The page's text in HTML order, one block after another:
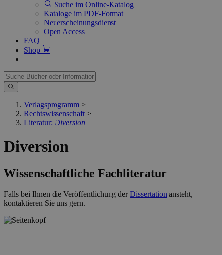
Suche im Online-Katalog
Kataloge im PDF-Format
Neuerscheinungsdienst
Open Access
FAQ
Shop
Verlagsprogramm >
Rechtswissenschaft >
Literatur: Diversion
Diversion
Wissenschaftliche Fachliteratur
Falls bei Ihnen die Veröffentlichung derDissertation ansteht,
kontaktieren Sie uns gern.